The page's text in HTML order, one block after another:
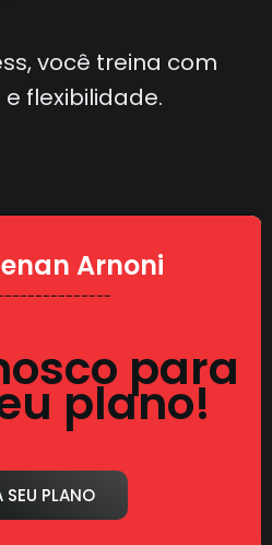
você treina com
flexibilidade.
Arnoni
para
plano!
SEU PLANO